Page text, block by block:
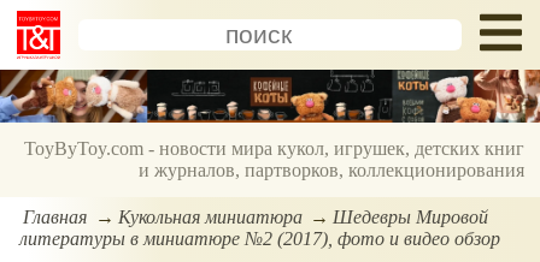
ToyByToy.com - новости мира кукол, игрушек, детских книг
и журналов, партворков, коллекционирования
Главная Кукольная миниатюра
Шедевры Мировой
литературы в миниатюре №2 (2017), фото и видео обзор